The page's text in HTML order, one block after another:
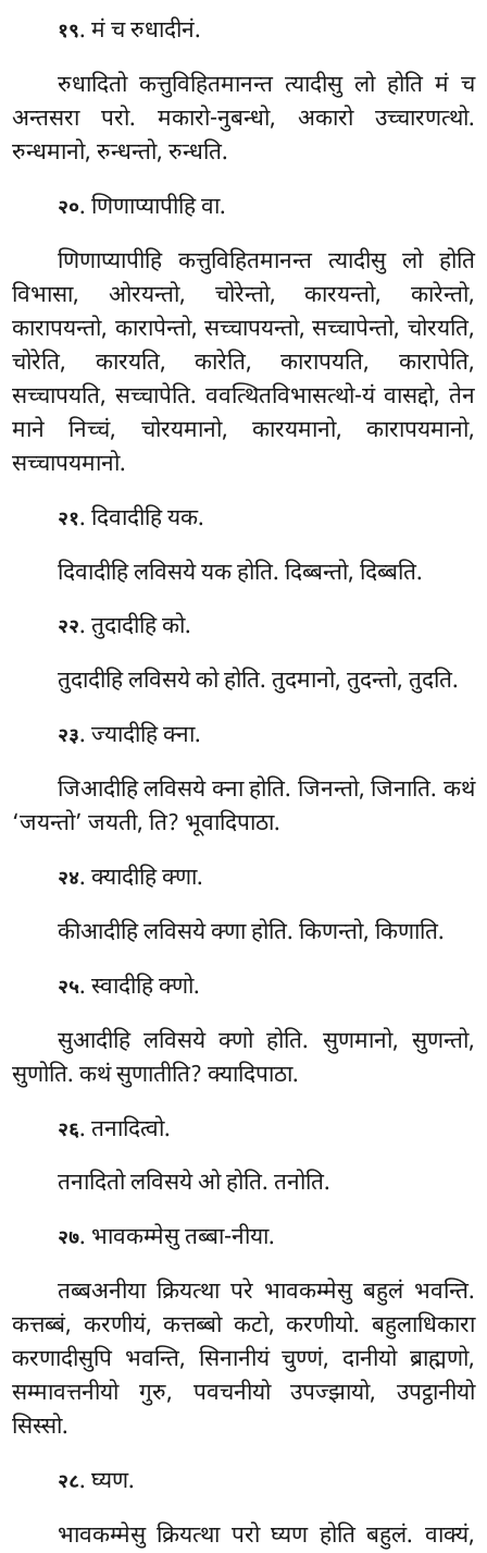
१९. मं च रुधादीनं.
रुधादितो कत्तुविहितमानन्त त्यादीसु लो होति मं च
अन्तसरा परो. मकारो-नुबन्धो, अकारो उच्चारणत्थो.
रुन्धमानो, रुन्धन्तो, रुन्धति.
२०. णिणाप्यापीहि वा.
णिणाप्यापीहि कत्तुविहितमानन्त त्यादीसु लो होति
विभासा, ओरयन्तो, चोरेन्तो, कारयन्तो, कारेन्तो,
कारापयन्तो, कारापेन्तो, सच्चापयन्तो, सच्चापेन्तो, चोरयति,
चोरेति, कारयति, कारेति, कारापयति, कारापेति,
सच्चापयति, सच्चापेति. ववत्थितविभासत्थो-यं वासद्दो, तेन
माने निच्चं, चोरयमानो, कारयमानो, कारापयमानो,
सच्चापयमानो.
२१. दिवादीहि यक.
दिवादीहि लविसये यक होति. दिब्बन्तो, दिब्बति.
२२. तुदादीहि को.
तुदादीहि लविसये को होति. तुदमानो, तुदन्तो, तुदति.
२३. ज्यादीहि क्ना.
जिआदीहि लविसये क्ना होति. जिनन्तो, जिनाति. कथं
‘जयन्तो’ जयती, ति? भूवादिपाठा.
२४. क्यादीहि क्णा.
कीआदीहिलविसये क्णा होति. किणन्तो, किणाति.
२५. स्वादीहि क्णो.
सुआदीहि लविसये क्णो होति. सुणमानो, सुणन्तो,
सुणोति. कथं सुणातीति? क्यादिपाठा.
२६. तनादित्वो.
तनादितो लविसये ओ होति. तनोति.
२७. भावकम्मेसु तब्बा-नीया.
तब्बअनीया क्रियत्था परे भावकम्मेसु बहुलं भवन्ति.
कत्तब्बं, करणीयं, कत्तब्बो कटो, करणीयो. बहुलाधिकारा
करणादीसुपि भवन्ति, सिनानीयं चुण्णं, दानीयो ब्राह्मणो,
सम्मावत्तनीयो गुरु, पवचनीयो उपज्झायो, उपट्ठानीयो
सिस्सो.
२८. घ्यण.
भावकम्मेसु क्रियत्था परो घ्यण होति बहुलं. वाक्यं,